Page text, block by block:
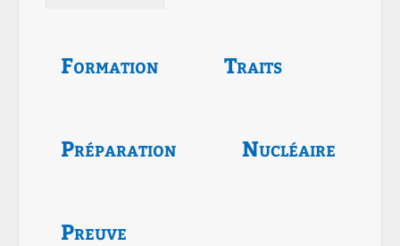
Formation Traits
Préparation Nucléaire
Preuve